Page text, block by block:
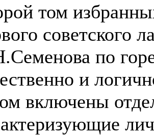
том
советского
по
и
включены